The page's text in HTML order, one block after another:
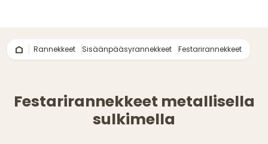
Rannekkeet Sisäänpääsyrannekkeet Festarirannekkeet
Festarirannekkeet metallisella
sulkimella